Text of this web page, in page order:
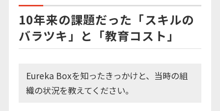
10年来の課題だった「スキルの
バラツキ」と「教育コスト」
Eureka Boxを知ったきっかけと、当時の組
織の状況を教えてください。